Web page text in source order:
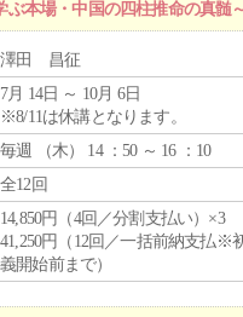
本場・中国の四柱推命の真髄
澤田 昌征
7月 14日 ～ 10月 6日
※8/11は休講となります。
毎週 （木） 14 ：50 ～ 16 ：10
全12回
14,850円（4回／分割支払い）×3
41,250円（12回／一括前納支払※
義開始前まで）